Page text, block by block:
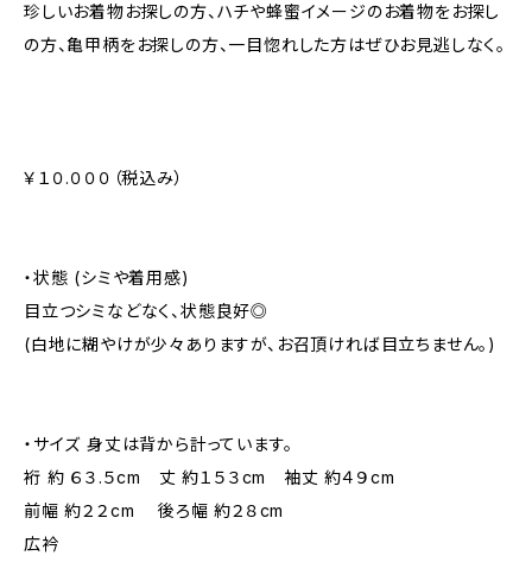
珍しいお着物お探しの方、ハチや蜂蜜イメージのお着物をお探し
の方、亀甲柄をお探しの方、一目惚れした方はぜひお見逃しなく。
￥１０.０００（税込み）
・状態 (シミや着用感)
目立つシミなどなく、状態良好◎
(白地に糊やけが少々ありますが、お召頂ければ目立ちません。)
・サイズ 身丈は背から計っています。
裄 約 ６３.５cm 丈 約１５３cm 袖丈 約４９cm
前幅 約２２cm 後ろ幅 約２８cm
広衿